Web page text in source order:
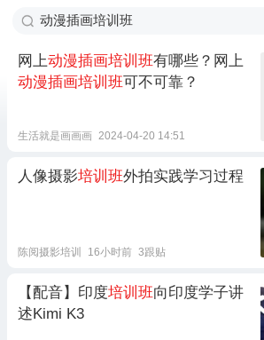
网上动漫插画培训班有哪些？网上
动漫插画培训班可不可靠？
生活就是画画画 2024-04-20 14:51
人像摄影培训班外拍实践学习过程
陈阅摄影培训 16小时前 3跟贴
【配音】印度培训班向印度学子讲
述Kimi K3